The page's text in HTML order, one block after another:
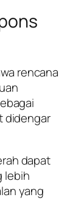
rencana
didengar
dapat
lebih
yang